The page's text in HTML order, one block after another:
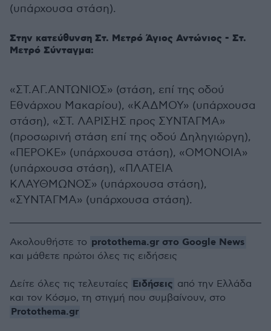
(υπάρχουσα στάση).
Στην κατεύθυνση Στ. Μετρό Άγιος Αντώνιος - Στ.
Μετρό Σύνταγμα:
«ΣΤ.ΑΓ.ΑΝΤΩΝΙΟΣ» (στάση, επί της οδού
Εθνάρχου Μακαρίου), «ΚΑΔΜΟΥ» (υπάρχουσα
στάση), «ΣΤ. ΛΑΡΙΣΗΣ προς ΣΥΝΤΑΓΜΑ»
(προσωρινή στάση επί της οδού Δηληγιώργη),
«ΠΕΡΟΚΕ» (υπάρχουσα στάση), «ΟΜΟΝΟΙΑ»
(υπάρχουσα στάση), «ΠΛΑΤΕΙΑ
ΚΛΑΥΘΜΩΝΟΣ» (υπάρχουσα στάση),
«ΣΥΝΤΑΓΜΑ» (υπάρχουσα στάση).
Ακολουθήστε το protothema.gr στο Google News
και μάθετε πρώτοι όλες τις ειδήσεις
Δείτε όλες τις τελευταίες Ειδήσεις από την Ελλάδα
και τον Κόσμο, τη στιγμή που συμβαίνουν, στο
Protothema.gr